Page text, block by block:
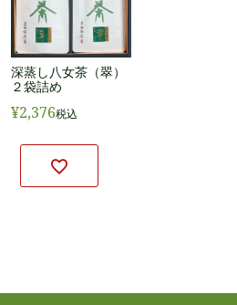
深蒸し八女茶（翠）
２袋詰め
¥2,376税込